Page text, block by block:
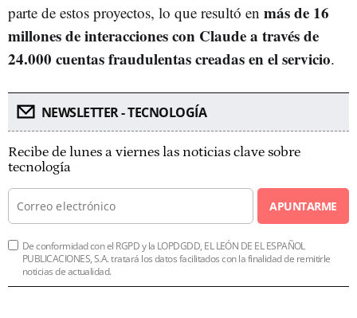
parte de estos proyectos, lo que resultó en más de 16
millones de interacciones con Claude a través de
24.000 cuentas fraudulentas creadas en el servicio.
NEWSLETTER - TECNOLOGÍA
Recibe de lunes a viernes las noticias clave sobre
tecnología
APUNTARME
De conformidad con el RGPD y la LOPDGDD, EL LEÓN DE EL ESPAÑOL
PUBLICACIONES, S.A. tratará los datos facilitados con la finalidad de remitirle
noticias de actualidad.